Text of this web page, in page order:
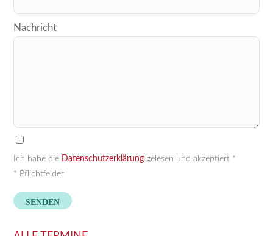
Nachricht
Ich habe die Datenschutzerklärung gelesen und akzeptiert *
* Pflichtfelder